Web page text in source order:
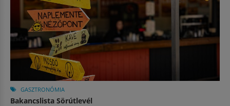
GASZTRONÓMIA
Bakancslista Sörútlevél